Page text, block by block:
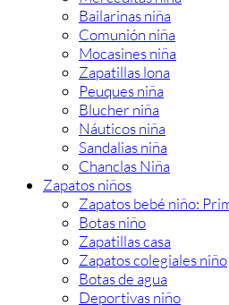
Bailarinas niña
Comunión niña
Mocasines niña
Zapatillas lona
Peuques niña
Blucher niña
Náuticos niña
Sandalias niña
Chanclas Niña
Zapatos niños
Zapatos bebé niño:
Botas niño
Zapatillas casa
Zapatos colegiales niño
Botas de agua
Deportivas niño